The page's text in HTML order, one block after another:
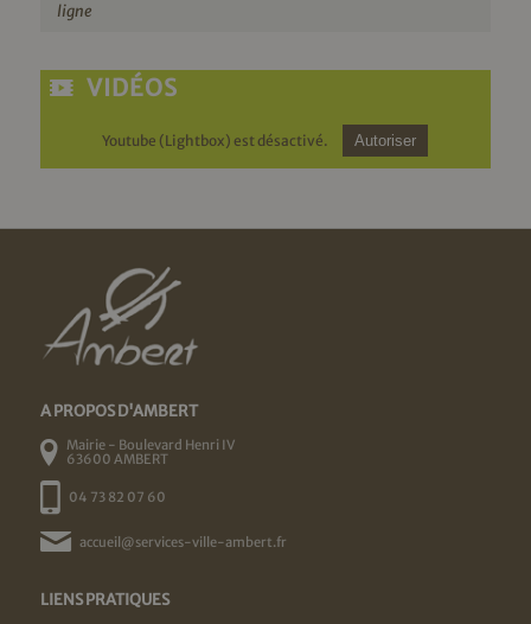
ligne
VIDÉOS
Youtube (Lightbox) est désactivé. Autoriser
A PROPOS D'AMBERT
Mairie - Boulevard Henri IV
63600 AMBERT
04 73 82 07 60
accueil@services-ville-ambert.fr
LIENS PRATIQUES